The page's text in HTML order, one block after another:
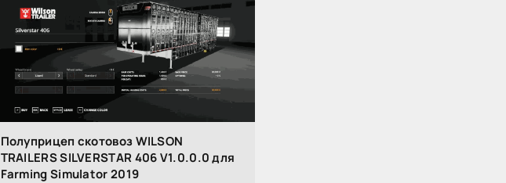
Полуприцеп скотовоз WILSON
TRAILERS SILVERSTAR 406 V1.0.0.0 для
Farming Simulator 2019